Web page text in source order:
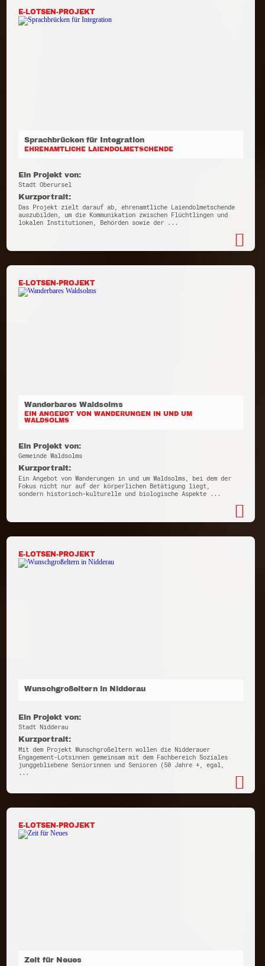
E-LOTSEN-PROJEKT
Sprachbrücken für Integration
EHRENAMTLICHE LAIENDOLMETSCHENDE
Ein Projekt von:
Stadt Oberursel
Kurzportrait:
Das Projekt zielt darauf ab, ehrenamtliche Laiendolmetschende
auszubilden, um die Kommunikation zwischen Flüchtlingen und
lokalen Institutionen, Behörden sowie der ...
E-LOTSEN-PROJEKT
Wanderbares Waldsolms
EIN ANGEBOT VON WANDERUNGEN IN UND UM
WALDSOLMS
Ein Projekt von:
Gemeinde Waldsolms
Kurzportrait:
Ein Angebot von Wanderungen in und um Waldsolms, bei dem der
Fokus nicht nur auf der körperlichen Betätigung liegt,
sondern historisch-kulturelle und biologische Aspekte ...
E-LOTSEN-PROJEKT
Wunschgroßeltern in Nidderau
Ein Projekt von:
Stadt Nidderau
Kurzportrait:
Mit dem Projekt Wunschgroßeltern wollen die Nidderauer
Engagement-Lotsinnen gemeinsam mit dem Fachbereich Soziales
junggebliebene Seniorinnen und Senioren (50 Jahre +, egal,
...
E-LOTSEN-PROJEKT
Zeit für Neues